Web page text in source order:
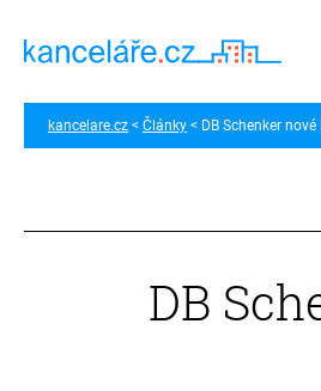
kancelare.cz Články DB Schenker
DB